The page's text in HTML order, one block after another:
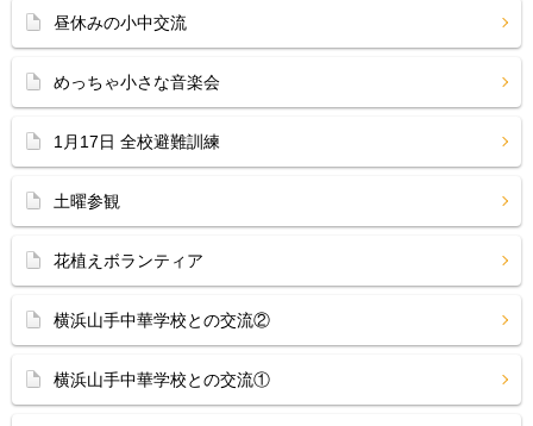
昼休みの小中交流
めっちゃ小さな音楽会
1月17日 全校避難訓練
土曜参観
花植えボランティア
横浜山手中華学校との交流②
横浜山手中華学校との交流①